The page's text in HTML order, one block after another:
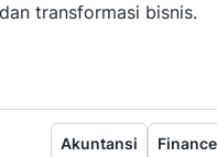
transformasi bisnis.
Akuntansi Finance